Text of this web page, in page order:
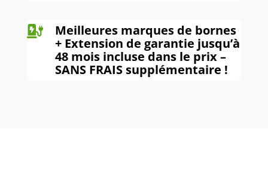

Meilleures marques de bornes
+ Extension de garantie jusqu’à
48 mois incluse dans le prix –
SANS FRAIS supplémentaire !